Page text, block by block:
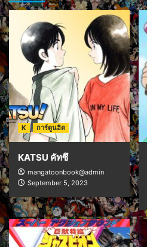
K การ์ตูนฮิต
KATSU คัทซึ
mangatoonbook@admin
September 5, 2023